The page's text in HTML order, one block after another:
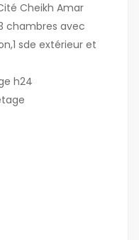
Cheikh Amar
chambres avec
sde extérieur et
h24